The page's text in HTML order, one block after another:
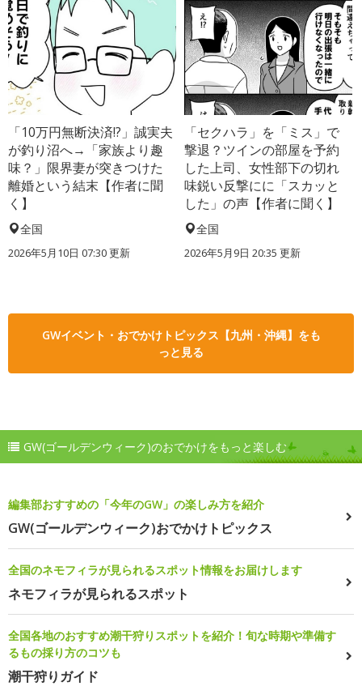
「10万円無断決済!?」誠実夫
が釣り沼へ→「家族より趣
味？」限界妻が突きつけた
離婚という結末【作者に聞
く】
全国
2026年5月10日 07:30 更新
「セクハラ」を「ミス」で
撃退？ツインの部屋を予約
した上司、女性部下の切れ
味鋭い反撃にに「スカッと
した」の声【作者に聞く】
全国
2026年5月9日 20:35 更新
GWイベント・おでかけトピックス【九州・沖縄】をも
っと見る
GW(ゴールデンウィーク)のおでかけをもっと楽しむ
編集部おすすめの「今年のGW」の楽しみ方を紹介
GW(ゴールデンウィーク)おでかけトピックス
全国のネモフィラが見られるスポット情報をお届けします
ネモフィラが見られるスポット
全国各地のおすすめ潮干狩りスポットを紹介！旬な時期や準備す
るもの採り方のコツも
潮干狩りガイド